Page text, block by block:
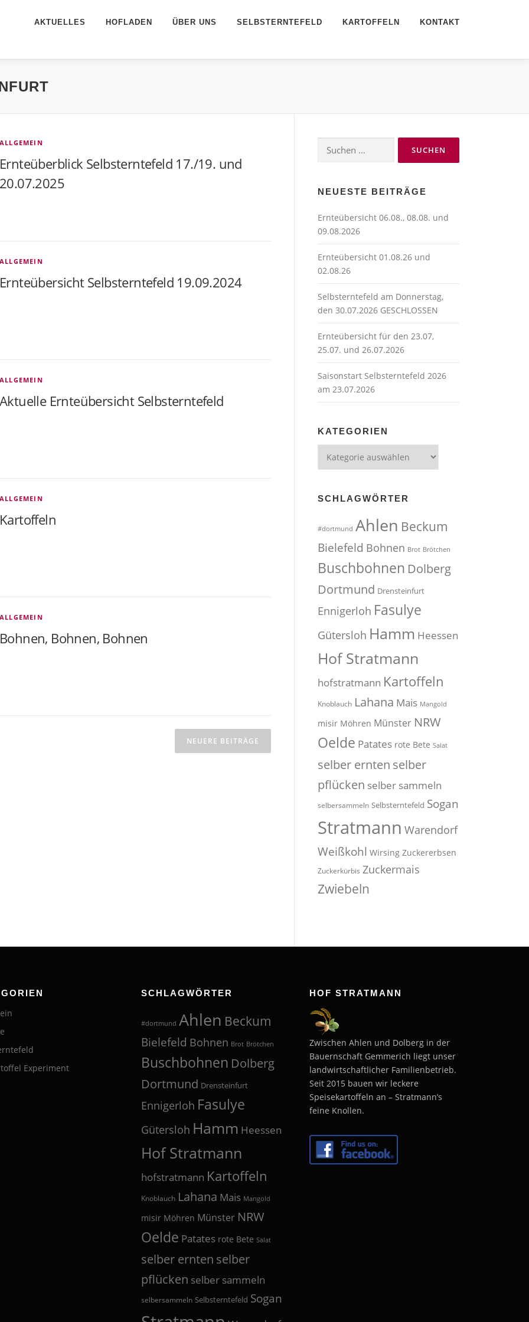
AKTUELLES HOFLADEN ÜBER UNS SELBSTERNTEFELD KARTOFFELN KONTAKT
ALLGEMEIN
Ernteüberblick Selbsterntefeld 17./19. und
20.07.2025
ALLGEMEIN
Ernteübersicht Selbsterntefeld 19.09.2024
ALLGEMEIN
Aktuelle Ernteübersicht Selbsterntefeld
ALLGEMEIN
Kartoffeln
ALLGEMEIN
Bohnen, Bohnen, Bohnen
NEUERE BEITRÄGE
Suchen
nach:
NEUESTE BEITRÄGE
Ernteübersicht 06.08., 08.08. und
09.08.2026
Ernteübersicht 01.08.26 und
02.08.26
Selbsterntefeld am Donnerstag,
den 30.07.2026 GESCHLOSSEN
Ernteübersicht für den 23.07,
25.07. und 26.07.2026
Saisonstart Selbsterntefeld 2026
am 23.07.2026
KATEGORIEN
SCHLAGWÖRTER
#dortmund Ahlen Beckum
Bielefeld Bohnen Brot Brötchen
Buschbohnen Dolberg
Dortmund Drensteinfurt
Ennigerloh Fasulye
Gütersloh Hamm Heessen
Hof Stratmann
hofstratmann Kartoffeln
Knoblauch Lahana Mais Mangold
misir Möhren Münster NRW
Oelde Patates rote Bete Salat
selber ernten selber
pflücken selber sammeln
selbersammeln Selbsterntefeld Sogan
Stratmann Warendorf
Weißkohl Wirsing Zuckererbsen
Zuckerkürbis Zuckermais
Zwiebeln
Experiment
SCHLAGWÖRTER
#dortmund Ahlen Beckum
Bielefeld Bohnen Brot Brötchen
Buschbohnen Dolberg
Dortmund Drensteinfurt
Ennigerloh Fasulye
Gütersloh Hamm Heessen
Hof Stratmann
hofstratmann Kartoffeln
Knoblauch Lahana Mais Mangold
misir Möhren Münster NRW
Oelde Patates rote Bete Salat
selber ernten selber
pflücken selber sammeln
selbersammeln Selbsterntefeld Sogan
HOF STRATMANN
Zwischen Ahlen und Dolberg in der
Bauernschaft Gemmerich liegt unser
landwirtschaftlicher Familienbetrieb.
Seit 2015 bauen wir leckere
Speisekartoffeln an – Stratmann’s
feine Knollen.